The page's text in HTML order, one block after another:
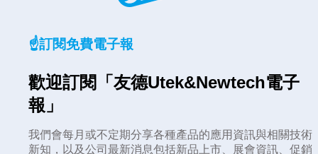
☝️訂閱免費電子報
歡迎訂閱「友德Utek&Newtech電子
報」
我們會每月或不定期分享各種產品的應用資訊與相關技術
新知，以及公司最新消息包括新品上市、展會資訊、促銷